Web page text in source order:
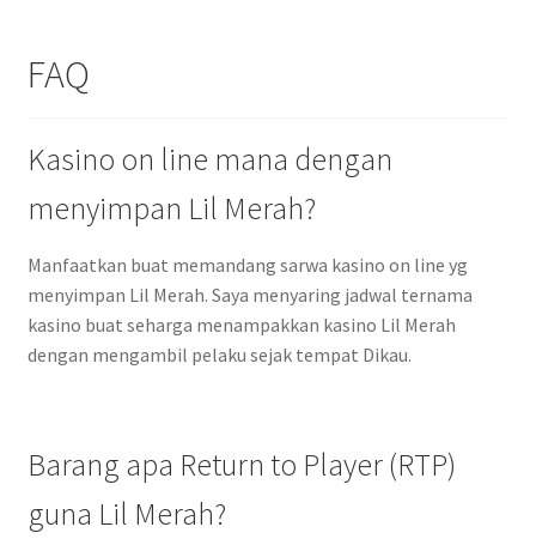
FAQ
Kasino on line mana dengan
menyimpan Lil Merah?
Manfaatkan buat memandang sarwa kasino on line yg
menyimpan Lil Merah. Saya menyaring jadwal ternama
kasino buat seharga menampakkan kasino Lil Merah
dengan mengambil pelaku sejak tempat Dikau.
Barang apa Return to Player (RTP)
guna Lil Merah?